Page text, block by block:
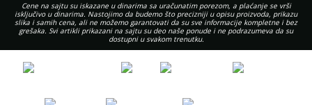
Cene na sajtu su iskazane u dinarima sa uračunatim porezom, a plaćanje se vrši
isključivo u dinarima. Nastojimo da budemo što precizniji u opisu proizvoda, prikazu
slika i samih cena, ali ne možemo garantovati da su sve informacije kompletne i bez
grešaka. Svi artikli prikazani na sajtu su deo naše ponude i ne podrazumeva da su
dostupni u svakom trenutku.